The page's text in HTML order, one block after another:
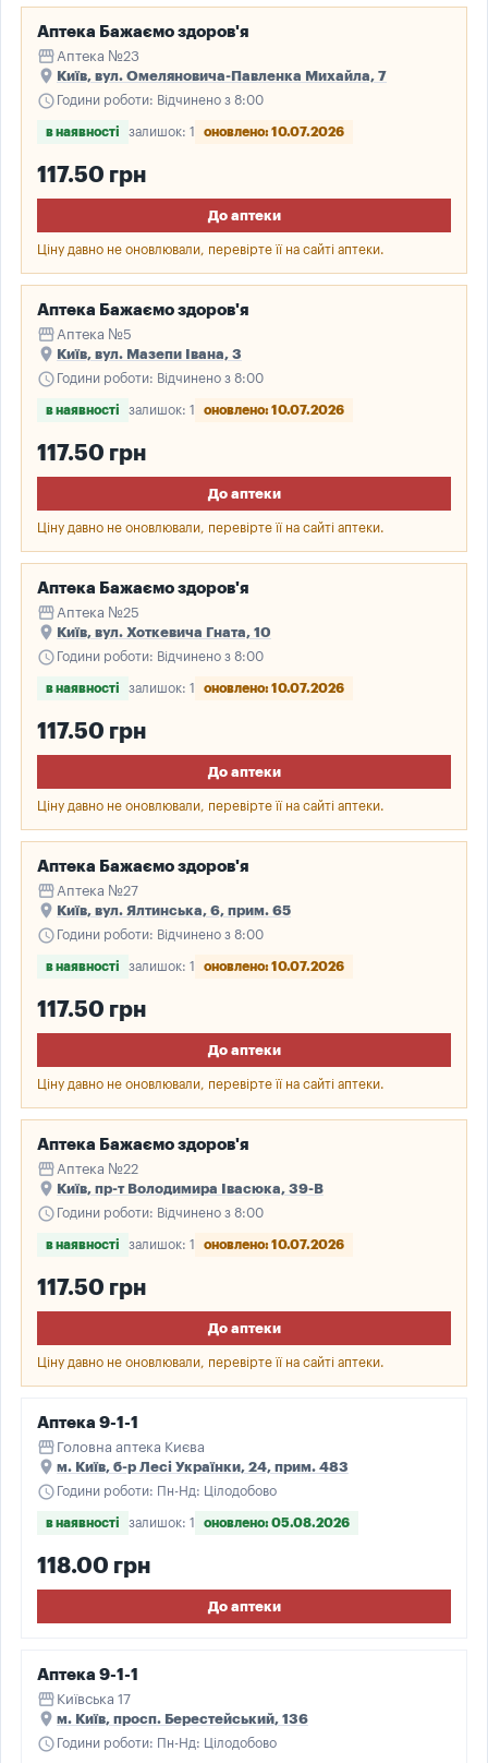
Аптека Бажаємо здоров'я
storefront Аптека №23
place Київ, вул. Омеляновича-Павленка Михайла, 7
schedule Години роботи: Відчинено з 8:00
в наявності залишок: 1 оновлено: 10.07.2026
117.50 грн
До аптеки
Ціну давно не оновлювали, перевірте її на сайті аптеки.
Аптека Бажаємо здоров'я
storefront Аптека №5
place Київ, вул. Мазепи Івана, 3
schedule Години роботи: Відчинено з 8:00
в наявності залишок: 1 оновлено: 10.07.2026
117.50 грн
До аптеки
Ціну давно не оновлювали, перевірте її на сайті аптеки.
Аптека Бажаємо здоров'я
storefront Аптека №25
place Київ, вул. Хоткевича Гната, 10
schedule Години роботи: Відчинено з 8:00
в наявності залишок: 1 оновлено: 10.07.2026
117.50 грн
До аптеки
Ціну давно не оновлювали, перевірте її на сайті аптеки.
Аптека Бажаємо здоров'я
storefront Аптека №27
place Київ, вул. Ялтинська, 6, прим. 65
schedule Години роботи: Відчинено з 8:00
в наявності залишок: 1 оновлено: 10.07.2026
117.50 грн
До аптеки
Ціну давно не оновлювали, перевірте її на сайті аптеки.
Аптека Бажаємо здоров'я
storefront Аптека №22
place Київ, пр-т Володимира Івасюка, 39-В
schedule Години роботи: Відчинено з 8:00
в наявності залишок: 1 оновлено: 10.07.2026
117.50 грн
До аптеки
Ціну давно не оновлювали, перевірте її на сайті аптеки.
Аптека 9-1-1
storefront Головна аптека Києва
place м. Київ, б-р Лесі Українки, 24, прим. 483
schedule Години роботи: Пн-Нд: Цілодобово
в наявності залишок: 1 оновлено: 05.08.2026
118.00 грн
До аптеки
Аптека 9-1-1
storefront Київська 17
place м. Київ, просп. Берестейський, 136
schedule Години роботи: Пн-Нд: Цілодобово